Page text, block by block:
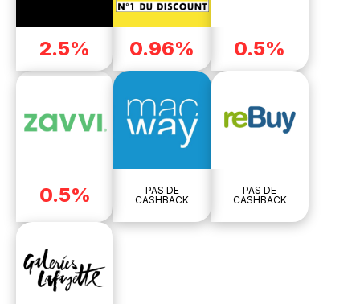
2.5% 0.96% 0.5%
0.5%
PAS DE
CASHBACK
PAS DE
CASHBACK